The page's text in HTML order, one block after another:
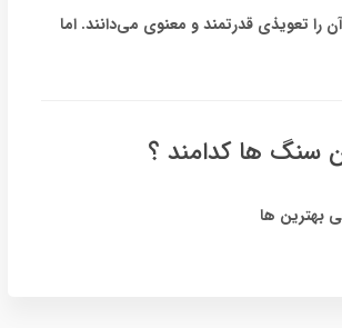
تعویذی قدرتمند و معنوی می‌دانند. اما
سنگ ها کدامند ؟
بهترین ها